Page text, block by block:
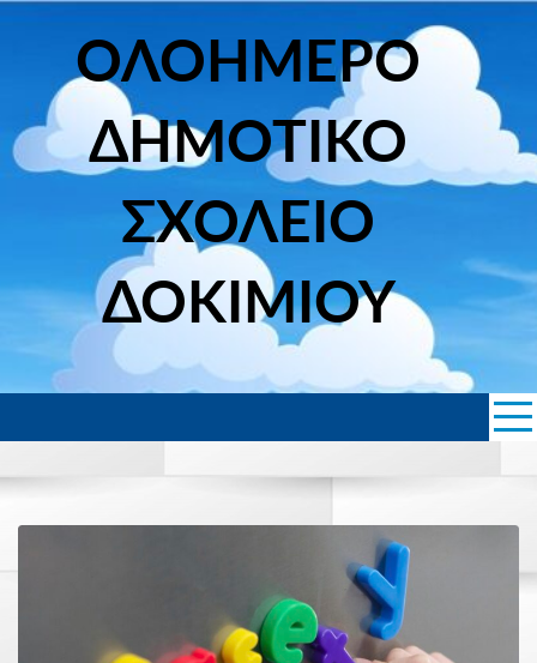
Skip
ΟΛΟΗΜΕΡΟ
ΔΗΜΟΤΙΚΟ
ΣΧΟΛΕΙΟ
ΔΟΚΙΜΙΟΥ